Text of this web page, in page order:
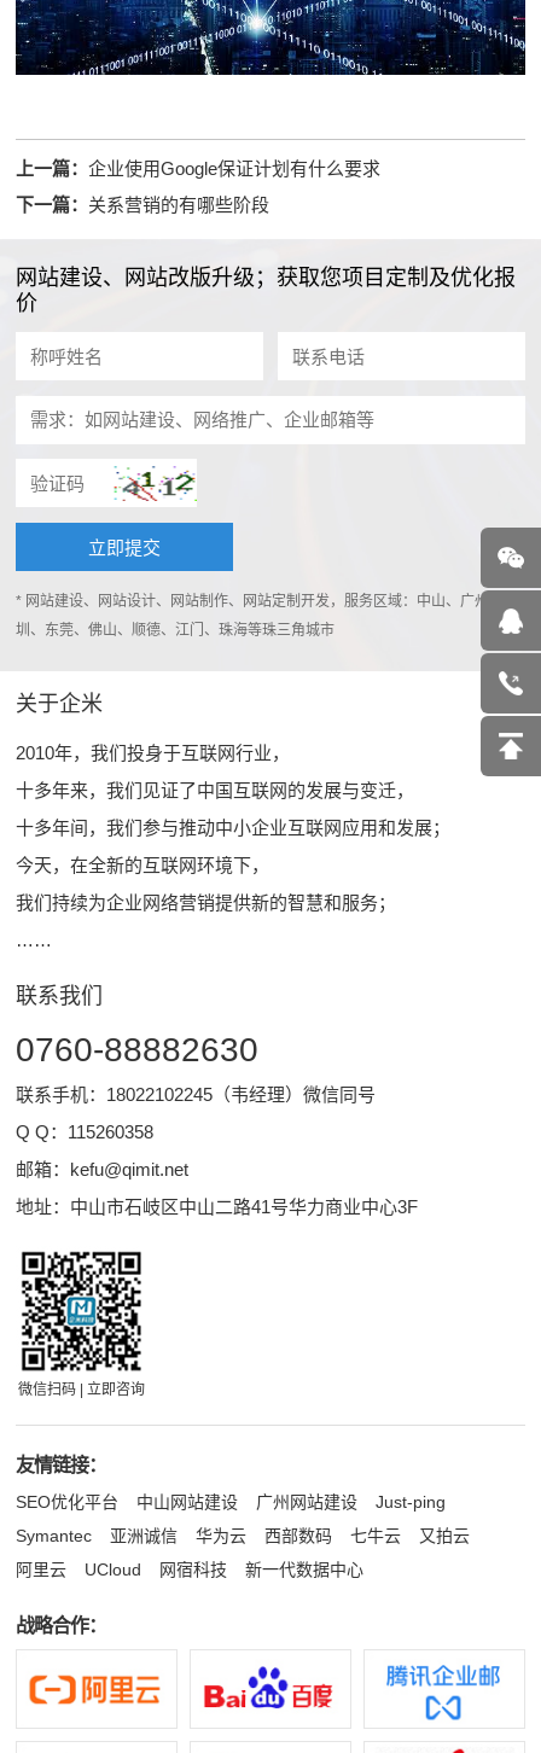
上一篇：企业使用Google保证计划有什么要求
下一篇： 关系营销的有哪些阶段
网站建设、网站改版升级；获取您项目定制及优化报
价
* 网站建设、网站设计、网站制作、网站定制开发，服务区域：中山、广州、深
圳、东莞、佛山、顺德、江门、珠海等珠三角城市
关于企米
2010年，我们投身于互联网行业，
十多年来，我们见证了中国互联网的发展与变迁，
十多年间，我们参与推动中小企业互联网应用和发展；
今天，在全新的互联网环境下，
我们持续为企业网络营销提供新的智慧和服务；
……
联系我们
0760-88882630
联系手机：18022102245（韦经理）微信同号
Q Q： 115260358
邮箱： kefu@qimit.net
地址：中山市石岐区中山二路41号华力商业中心3F
微信扫码 | 立即咨询
友情链接：
SEO优化平台 中山网站建设 广州网站建设
Just-ping
Symantec
亚洲诚信 华为云 西部数码 七牛云
又拍云
阿里云
UCloud 网宿科技 新一代数据中心
战略合作：